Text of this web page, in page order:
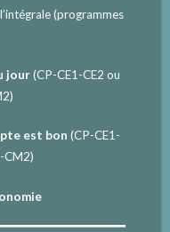
(programmes
jour(CP-CE1-CE2 ou
)
est bon (CP-CE1-
CM2)